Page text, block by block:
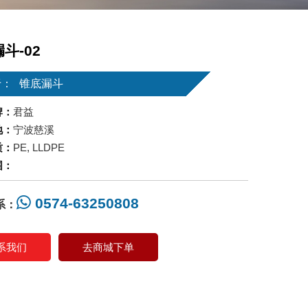
斗-02
锥底漏斗
：君益
：宁波慈溪
PE, LLDPE
： 0574-63250808
我们 去商城下单